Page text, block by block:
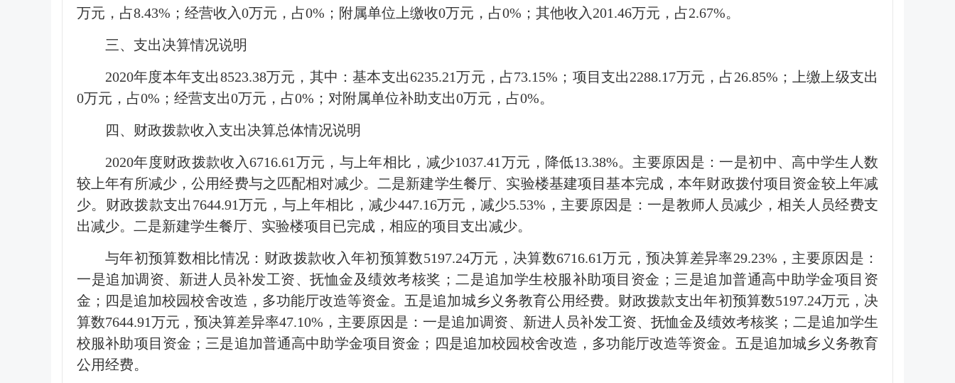
万元，占8.43%；经营收入0万元，占0%；附属单位上缴收0万元，占0%；其他收入201.46万元，占2.67%。
三、支出决算情况说明
2020年度本年支出8523.38万元，其中：基本支出6235.21万元，占73.15%；项目支出2288.17万元，占26.85%；上缴上级支出
0万元，占0%；经营支出0万元，占0%；对附属单位补助支出0万元，占0%。
四、财政拨款收入支出决算总体情况说明
2020年度财政拨款收入6716.61万元，与上年相比，减少1037.41万元，降低13.38%。主要原因是：一是初中、高中学生人数
较上年有所减少，公用经费与之匹配相对减少。二是新建学生餐厅、实验楼基建项目基本完成，本年财政拨付项目资金较上年减
少。财政拨款支出7644.91万元，与上年相比，减少447.16万元，减少5.53%，主要原因是：一是教师人员减少，相关人员经费支
出减少。二是新建学生餐厅、实验楼项目已完成，相应的项目支出减少。
与年初预算数相比情况：财政拨款收入年初预算数5197.24万元，决算数6716.61万元，预决算差异率29.23%，主要原因是：
一是追加调资、新进人员补发工资、抚恤金及绩效考核奖；二是追加学生校服补助项目资金；三是追加普通高中助学金项目资
金；四是追加校园校舍改造，多功能厅改造等资金。五是追加城乡义务教育公用经费。财政拨款支出年初预算数5197.24万元，决
算数7644.91万元，预决算差异率47.10%，主要原因是：一是追加调资、新进人员补发工资、抚恤金及绩效考核奖；二是追加学生
校服补助项目资金；三是追加普通高中助学金项目资金；四是追加校园校舍改造，多功能厅改造等资金。五是追加城乡义务教育
公用经费。